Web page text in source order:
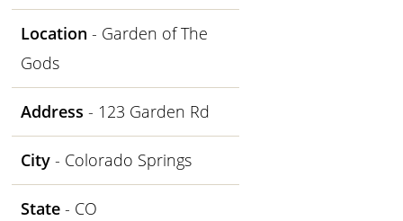
Location - Garden of The
Gods
Address - 123 Garden Rd
City - Colorado Springs
State - CO